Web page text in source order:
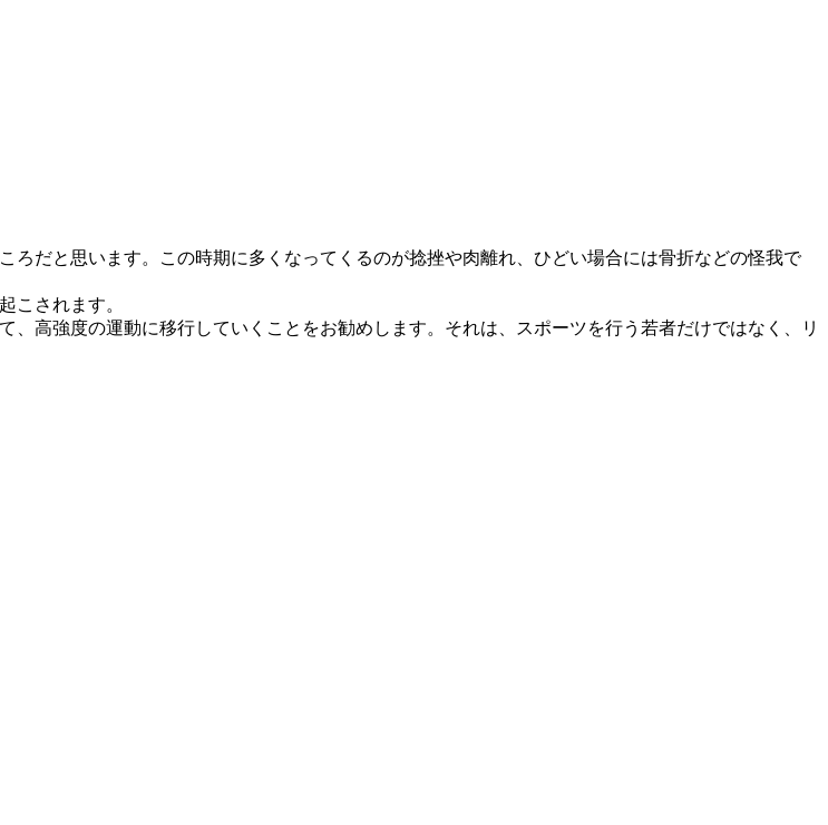
だと思います。この時期に多くなってくるのが捻挫や肉離れ、ひどい場合には骨折などの怪我で
こされます。
高強度の運動に移行していくことをお勧めします。それは、スポーツを行う若者だけではなく、リ